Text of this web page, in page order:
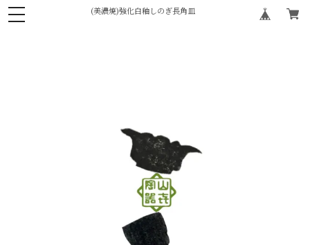
(美濃焼)強化白釉しのぎ長角皿